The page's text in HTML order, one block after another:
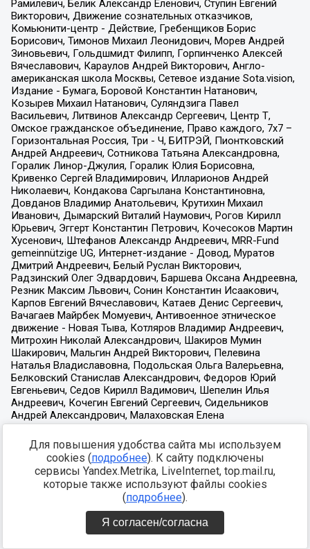
Для повышения удобства сайта мы используем
cookies (подробнее). К сайту подключены
сервисы Yandex.Metrika, LiveInternet, top.mail.ru,
которые также используют файлы cookies
(подробнее).
Я согласен/согласна